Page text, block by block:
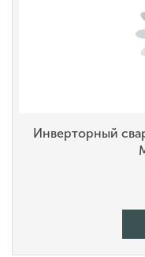
Инверторный